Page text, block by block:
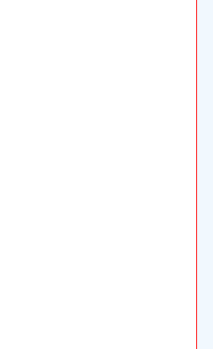
龙溪股份董事会同意全资子公司福建金昌龙
（工业路北段、铁丘路以南、龙溪地商业街
重庆重庆燃气集团江北分公司龙溪管理站家
【开联通支付服务有限公司重庆分公司工商
【惠州芊卉种苗有限公司广州分公司招聘_
[安建地产]龙溪山庄地下车库环氧树脂漆涂
龙溪股份：六届二十六次董事会决议公告_龙
优信拍（北京）信息科技有限公司广州分公
重庆开荣石化气有限公司_【信用信息_诉讼
桂城缘何聚集74家国家高新技术企业|企业|高
奇信股份疑用旧项目套IPO资金拟募资新建
奇信股份疑用旧项目套IPO资金拟募资新建
曾凡沛：龙溪轴承瞄准的是国际一流品牌,轴
广东广州日报媒股份有限公司关于全资子公
龙溪股份：关于子公司与其关联人2017年度
龙溪股份：关于子公司与其关联人2017年度
[董事会]龙溪股份：董事会关于全资子公司